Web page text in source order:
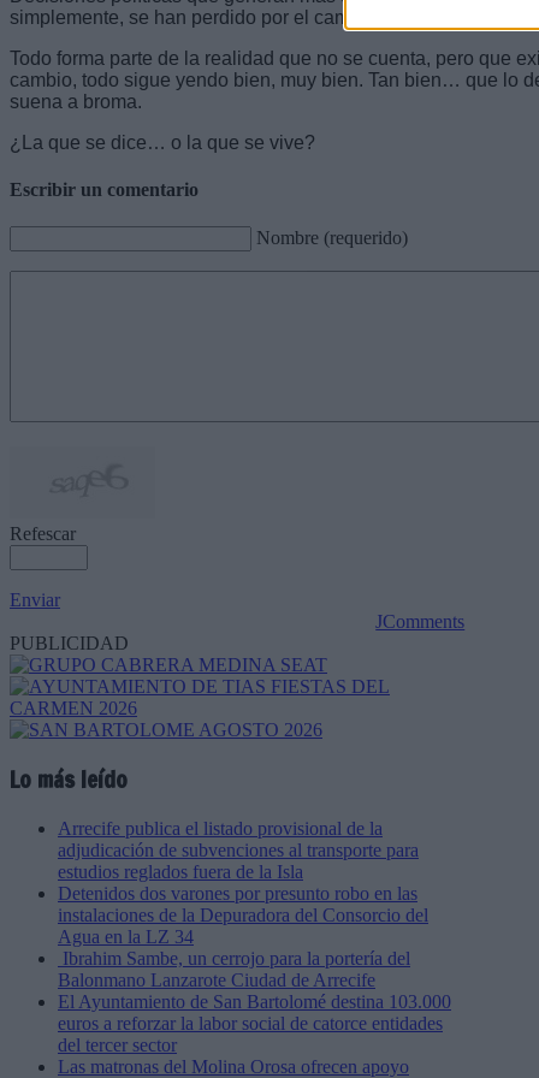
simplemente, se han perdido por el camino.
Todo forma parte de la realidad que no se cuenta, pero que
cambio, todo sigue yendo bien, muy bien. Tan bien… que lo
suena a broma.
¿La que se dice… o la que se vive?
Escribir un comentario
Nombre (requerido)
Refescar
Enviar
JComments
PUBLICIDAD
Lo más leído
Arrecife publica el listado provisional de la
adjudicación de subvenciones al transporte para
estudios reglados fuera de la Isla
Detenidos dos varones por presunto robo en las
instalaciones de la Depuradora del Consorcio del
Agua en la LZ 34
Ibrahim Sambe, un cerrojo para la portería del
Balonmano Lanzarote Ciudad de Arrecife
El Ayuntamiento de San Bartolomé destina 103.000
euros a reforzar la labor social de catorce entidades
del tercer sector
Las matronas del Molina Orosa ofrecen apoyo